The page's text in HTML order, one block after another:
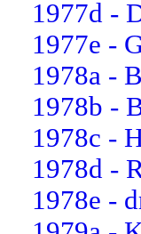
1977d -
1977e -
1978a -
1978b -
1978c -
1978d -
1978e -